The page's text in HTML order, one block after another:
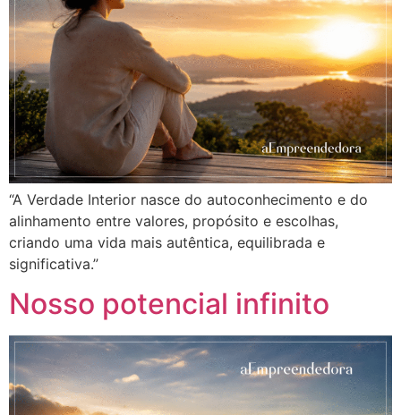
“A Verdade Interior nasce do autoconhecimento e do
alinhamento entre valores, propósito e escolhas,
criando uma vida mais autêntica, equilibrada e
significativa.”
Nosso potencial infinito